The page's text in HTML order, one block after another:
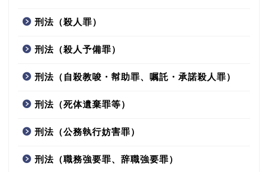
刑法（殺人罪）
刑法（殺人予備罪）
刑法（自殺教唆・幇助罪、嘱託・承諾殺人罪）
刑法（死体遺棄罪等）
刑法（公務執行妨害罪）
刑法（職務強要罪、辞職強要罪）